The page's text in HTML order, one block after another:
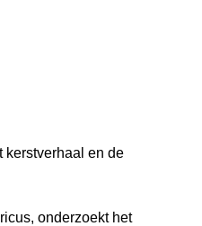
kerstverhaal en de
onderzoekt het